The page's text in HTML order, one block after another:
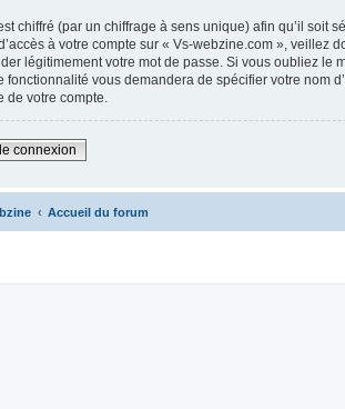
chiffré (par un chiffrage à sens unique) afin qu’il soit
à votre compte sur « Vs-webzine.com »,
légitimement votre mot de passe. Si vous oubliez le
fonctionnalité vous demandera de spécifier votre nom
votre compte.
connexion
Accueil du forum